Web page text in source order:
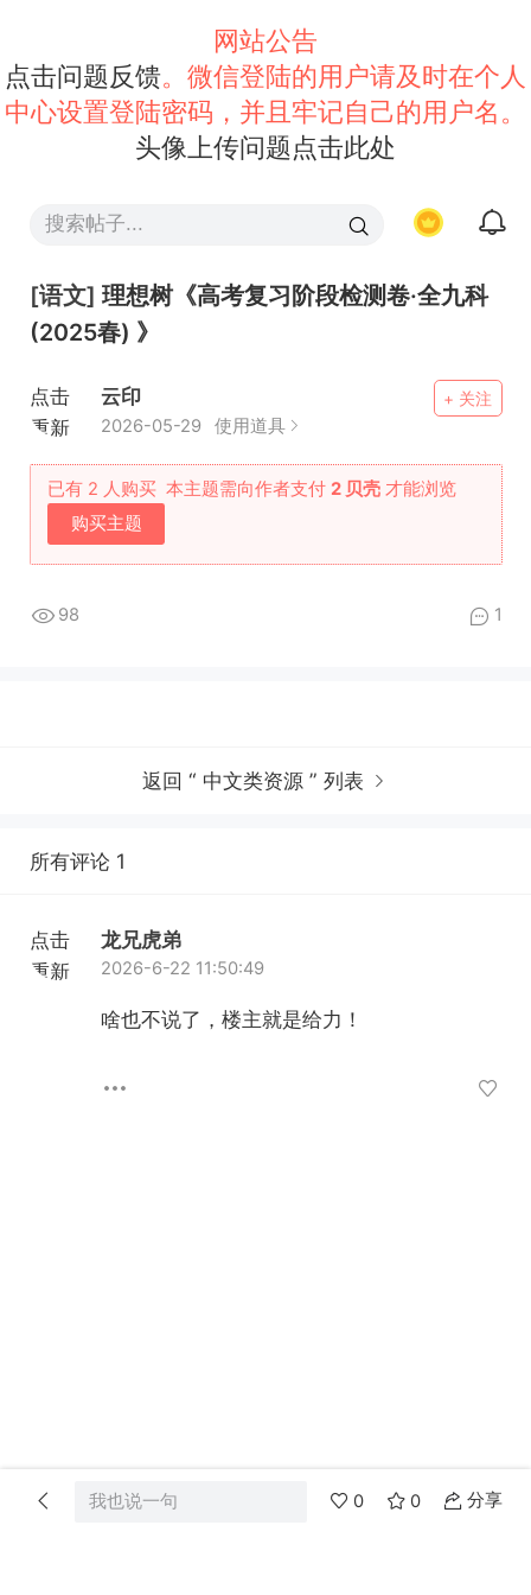
网站公告
点击问题反馈。微信登陆的用户请及时在个人
中心设置登陆密码，并且牢记自己的用户名。
头像上传问题点击此处
[语文] 理想树《高考复习阶段检测卷·全九科
(2025春) 》
+ 关注
点击
重新
加载
云印
2026-05-29 使用道具
已有 2 人购买本主题需向作者支付 2 贝壳 才能浏览
购买主题
98 1
返回 “ 中文类资源 ” 列表
所有评论 1
点击
重新
龙兄虎弟
2026-6-22 11:50:49
啥也不说了，楼主就是给力！
我也说一句 0 0 分享